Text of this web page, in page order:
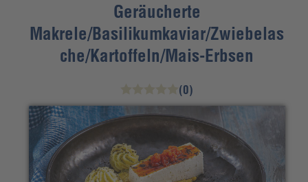
Geräucherte
Makrele/Basilikumkaviar/Zwiebelas
che/Kartoffeln/Mais-Erbsen
(0)